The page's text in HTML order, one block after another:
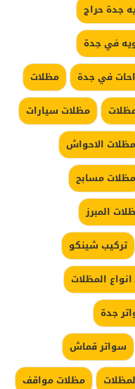
جدة حراج
في جدة
في جدة
مظلات
مظلات سيارات
مظلات الاحواش
مظلات مسابح
المبرز
تركيب شينكو
المظلات
جدة
سواتر قماش
مظلات مواقف